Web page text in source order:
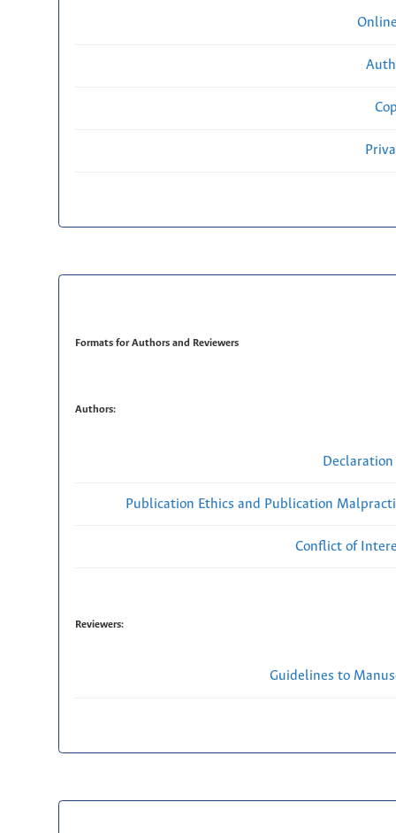
Formats for Authors and Reviewers
Authors:
Publication Ethics and Publication
Conflict of
Reviewers:
Guidelines to